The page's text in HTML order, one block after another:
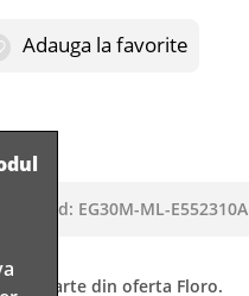
Adauga la favorite
Cod: EG30M-ML-E552310A
face parte din oferta Floro.